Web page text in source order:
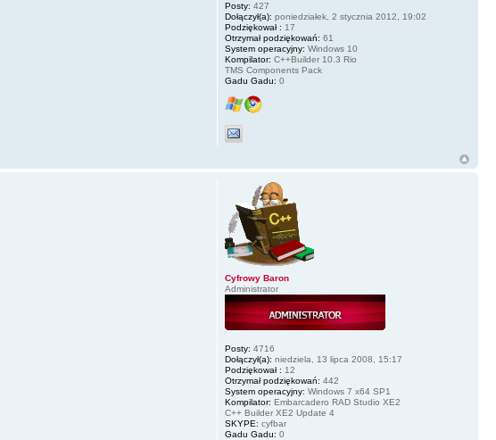
Posty: 427
Dołączył(a): poniedziałek, 2 stycznia 2012, 19:02
Podziękował : 17
Otrzymał podziękowań: 61
System operacyjny: Windows 10
Kompilator: C++Builder 10.3 Rio
TMS Components Pack
Gadu Gadu: 0
Cyfrowy Baron
Administrator
Posty: 4716
Dołączył(a): niedziela, 13 lipca 2008, 15:17
Podziękował : 12
Otrzymał podziękowań: 442
System operacyjny: Windows 7 x64 SP1
Kompilator: Embarcadero RAD Studio XE2
C++ Builder XE2 Update 4
SKYPE: cyfbar
Gadu Gadu: 0